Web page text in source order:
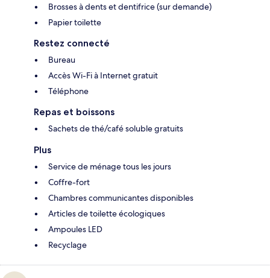
Brosses à dents et dentifrice (sur demande)
Papier toilette
Restez connecté
Bureau
Accès Wi-Fi à Internet gratuit
Téléphone
Repas et boissons
Sachets de thé/café soluble gratuits
Plus
Service de ménage tous les jours
Coffre-fort
Chambres communicantes disponibles
Articles de toilette écologiques
Ampoules LED
Recyclage